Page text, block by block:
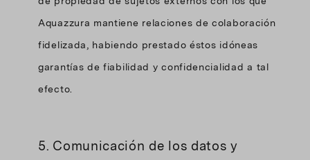
Aquazzura mantiene relaciones de colaboración
fidelizada, habiendo prestado éstos idóneas
garantías de fiabilidad y confidencialidad a tal
efecto.
5. Comunicación de los datos y